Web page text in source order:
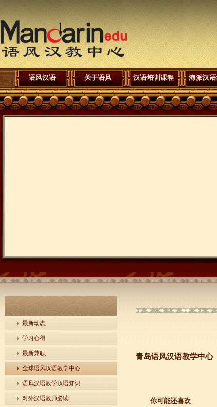
语风汉语 关于语风 汉语培训课程 海派汉
最新动态
学习心得
最新兼职
全球语风汉语教学中心
语风汉语教学汉语知识
对外汉语教师必读
青岛语风汉语教学中心
你可能还喜欢